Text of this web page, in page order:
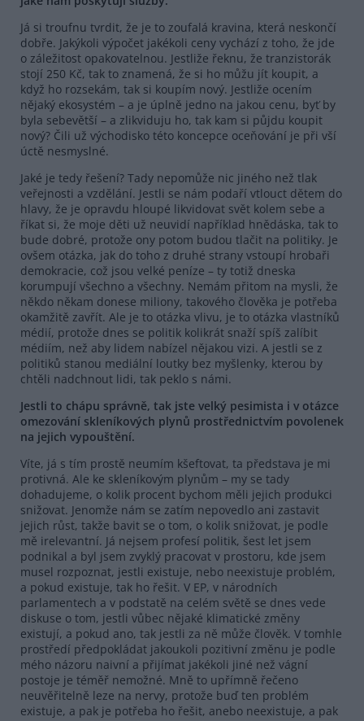
Já si troufnu tvrdit, že je to zoufalá kravina, která neskončí
dobře. Jakýkoli výpočet jakékoli ceny vychází z toho, že jde
o záležitost opakovatelnou. Jestliže řeknu, že tranzistorák
stojí 250 Kč, tak to znamená, že si ho můžu jít koupit, a
když ho rozsekám, tak si koupím nový. Jestliže ocením
nějaký ekosystém – a je úplně jedno na jakou cenu, byť by
byla sebevětší – a zlikviduju ho, tak kam si půjdu koupit
nový? Čili už východisko této koncepce oceňování je při vší
úctě nesmyslné.
Jaké je tedy řešení? Tady nepomůže nic jiného než tlak
veřejnosti a vzdělání. Jestli se nám podaří vtlouct dětem do
hlavy, že je opravdu hloupé likvidovat svět kolem sebe a
říkat si, že moje děti už neuvidí například hnědáska, tak to
bude dobré, protože ony potom budou tlačit na politiky. Je
ovšem otázka, jak do toho z druhé strany vstoupí hrobaři
demokracie, což jsou velké peníze – ty totiž dneska
korumpují všechno a všechny. Nemám přitom na mysli, že
někdo někam donese miliony, takového člověka je potřeba
okamžitě zavřít. Ale je to otázka vlivu, je to otázka vlastníků
médií, protože dnes se politik kolikrát snaží spíš zalíbit
médiím, než aby lidem nabízel nějakou vizi. A jestli se z
politiků stanou mediální loutky bez myšlenky, kterou by
chtěli nadchnout lidi, tak peklo s námi.
Jestli to chápu správně, tak jste velký pesimista i v otázce
omezování skleníkových plynů prostřednictvím povolenek
na jejich vypouštění.
Víte, já s tím prostě neumím kšeftovat, ta představa je mi
protivná. Ale ke skleníkovým plynům – my se tady
dohadujeme, o kolik procent bychom měli jejich produkci
snižovat. Jenomže nám se zatím nepovedlo ani zastavit
jejich růst, takže bavit se o tom, o kolik snižovat, je podle
mě irelevantní. Já nejsem profesí politik, šest let jsem
podnikal a byl jsem zvyklý pracovat v prostoru, kde jsem
musel rozpoznat, jestli existuje, nebo neexistuje problém,
a pokud existuje, tak ho řešit. V EP, v národních
parlamentech a v podstatě na celém světě se dnes vede
diskuse o tom, jestli vůbec nějaké klimatické změny
existují, a pokud ano, tak jestli za ně může člověk. V tomhle
prostředí předpokládat jakoukoli pozitivní změnu je podle
mého názoru naivní a přijímat jakékoli jiné než vágní
postoje je téměř nemožné. Mně to upřímně řečeno
neuvěřitelně leze na nervy, protože buď ten problém
existuje, a pak je potřeba ho řešit, anebo neexistuje, a pak